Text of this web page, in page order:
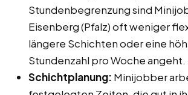
Stundenbegrenzung sind
Eisenberg (Pfalz) oft weniger
längere Schichten oder eine
Stundenzahl pro Woche angeht.
Schichtplanung: Minijobber